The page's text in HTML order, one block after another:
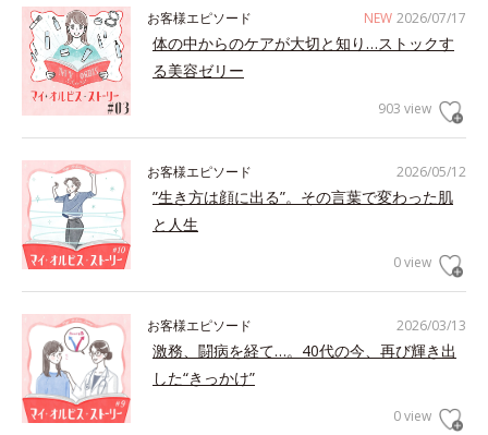
NEW 2026/07/17
お客様エピソード
体の中からのケアが大切と知り…ストックす
る美容ゼリー
903 view
2026/05/12
お客様エピソード
”生き方は顔に出る”。その言葉で変わった肌
と人生
0 view
2026/03/13
お客様エピソード
激務、闘病を経て…。40代の今、再び輝き出
した“きっかけ”
0 view